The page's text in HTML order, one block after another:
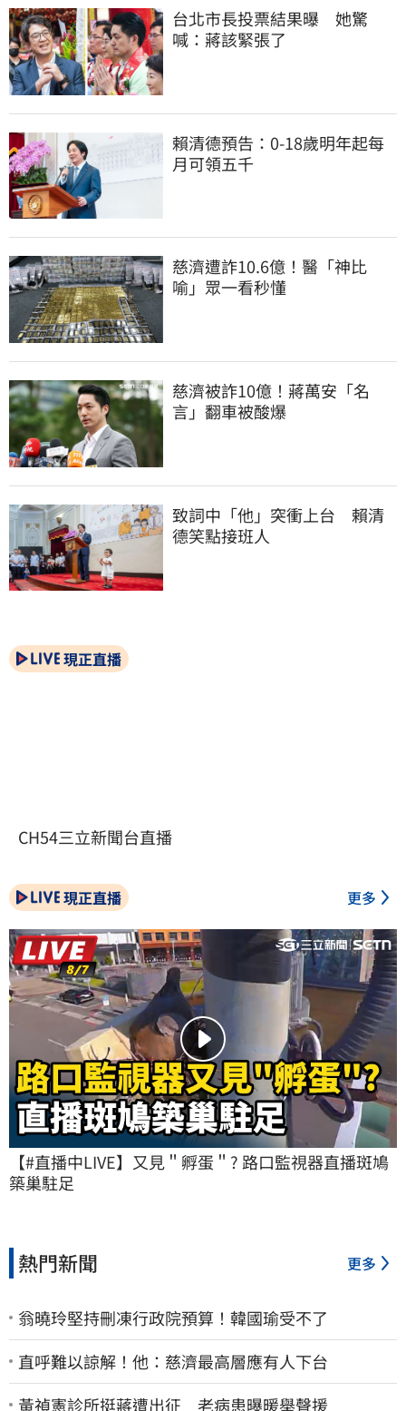
台北市長投票結果曝　她驚
喊：蔣該緊張了
賴清德預告：0-18歲明年起每
月可領五千
慈濟遭詐10.6億！醫「神比
喻」眾一看秒懂
慈濟被詐10億！蔣萬安「名
言」翻車被酸爆
致詞中「他」突衝上台　賴清
德笑點接班人
現正直播
CH54三立新聞台直播
現正直播 更多
【#直播中LIVE】又見＂孵蛋＂? 路口監視器直播斑鳩
築巢駐足
熱門新聞 更多
翁曉玲堅持刪凍行政院預算！韓國瑜受不了
直呼難以諒解！他：慈濟最高層應有人下台
黃禎憲診所挺蔣遭出征 老病患曝暖舉聲援